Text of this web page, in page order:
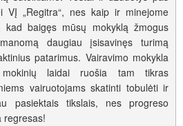
VĮ „Regitra“, nes kaip ir minejome
kad baigęs mūsų mokyklą žmogus
daugiau įsisavinęs turimą
patarimus. Vairavimo mokykla
mokinių laidai ruošia tam tikras
vairuotojams skatinti tobulėti ir
pasiektais tikslais, nes progreso
regresas!